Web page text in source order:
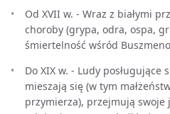
Od XVII w. - Wraz z białymi
choroby (grypa, odra, ospa,
śmiertelność wśród
Do XIX w. - Ludy
mieszają się (w tym
przymierza), przejmują swoje